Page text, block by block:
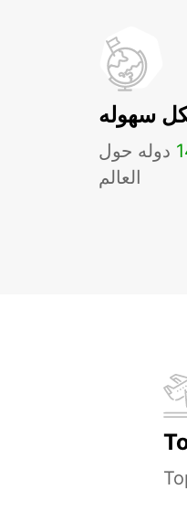
سهوله
دوله حول
العالم